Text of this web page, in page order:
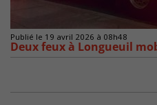
Publié le 19 avril 2026 à 08h48
Deux feux à Longueuil